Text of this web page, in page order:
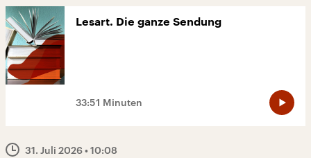
Lesart. Die ganze Sendung
33:51 Minuten
31. Juli 2026• 10:08